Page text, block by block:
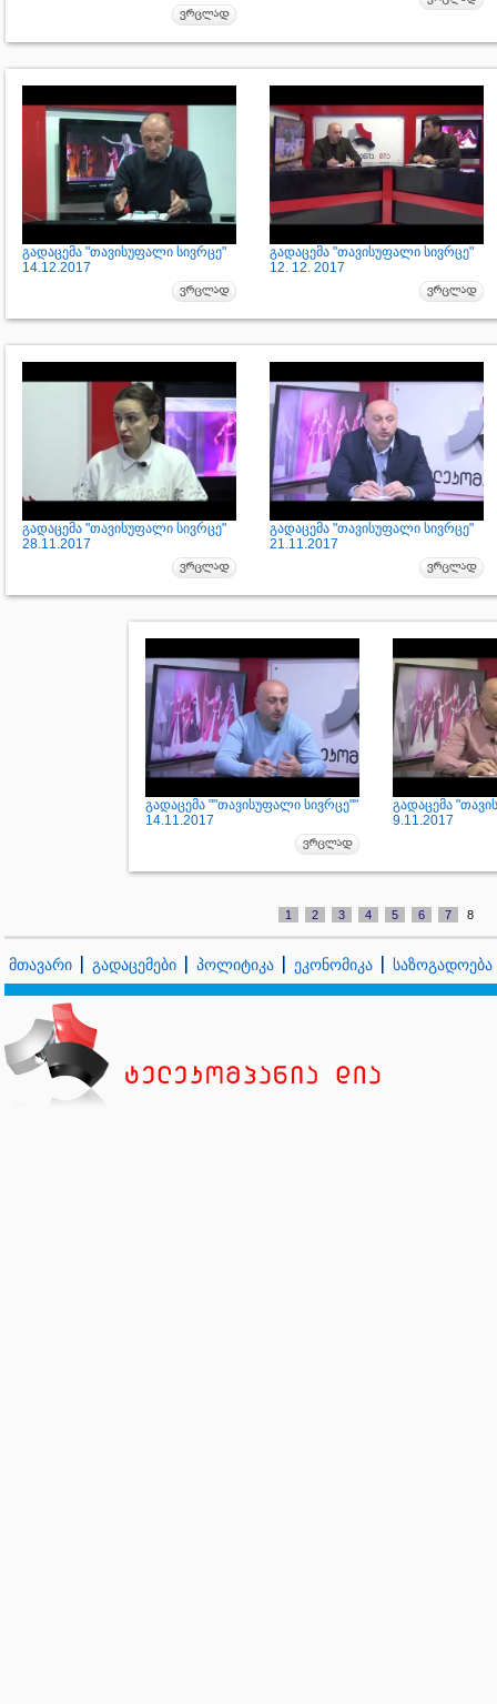
გადაცემა "თავისუფალი სივრცე"
14.12.2017
გადაცემა "თავისუფალი სივრცე"
12. 12. 2017
გადაცემა "თავისუფალი სივრცე"
28.11.2017
გადაცემა "თავისუფალი სივრცე"
21.11.2017
გადაცემა ""თავისუფალი სივრცე""
14.11.2017
გადაცემა
9.11.2017
1 2 3 4 5 6 7 8
მთავარი გადაცემები პოლიტიკა ეკონომიკა საზოგადოება